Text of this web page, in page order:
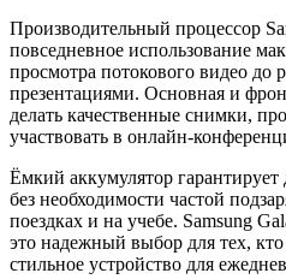
Производительный процессор
повседневное использование
просмотра потокового видео до
презентациями. Основная и
делать качественные снимки,
участвовать в онлайн-
Ёмкий аккумулятор
без необходимости частой
поездках и на учебе. Samsung
это надежный выбор для тех,
стильное устройство для